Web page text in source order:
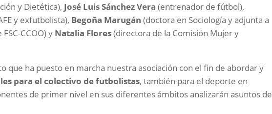
y Dietética), José Luis Sánchez Vera (entrenador de fútbol),
y exfutbolista), Begoña Marugán (doctora en Sociología y adjunta a
CCOO) y Natalia Flores(directora de la Comisión Mujer y
que ha puesto en marcha nuestra asociación con el fin de abordar y
para el colectivo de futbolistas, también para el deporte en
de primer nivel en sus diferentes ámbitos analizarán asuntos de